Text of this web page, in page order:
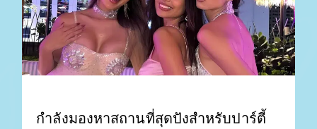
กำลังมองหาสถานที่สุดปังสำหรับปาร์ตี้